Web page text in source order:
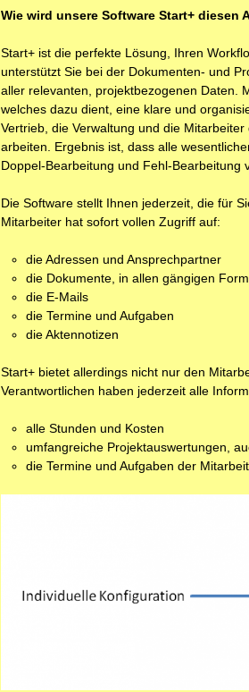
Wie wird unsere Software Start+ diesen
Start+ ist die perfekte Lösung, Ihren
unterstützt Sie bei der Dokumenten- und
aller relevanten, projektbezogenen Daten.
welches dazu dient, eine klare und
Vertrieb, die Verwaltung und die
arbeiten. Ergebnis ist, dass alle
Doppel-Bearbeitung und Fehl-Bearbeitung
Die Software stellt Ihnen jederzeit, die für
Mitarbeiter hat sofort vollen Zugriff auf:
die Adressen und Ansprechpartner
die Dokumente, in allen gängigen
die E-Mails
die Termine und Aufgaben
die Aktennotizen
Start+ bietet allerdings nicht nur den
Verantwortlichen haben jederzeit alle
alle Stunden und Kosten
umfangreiche Projektauswertungen,
die Termine und Aufgaben der